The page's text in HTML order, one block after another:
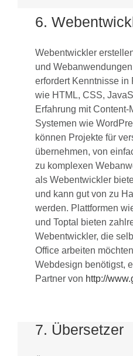
6.
Webentwickler
und
erfordert Kenntnisse in
wie HTML, CSS,
Erfahrung mit Content-
Systemen wie
können Projekte für
übernehmen, von
zu komplexen
als Webentwickler
und kann gut von zu
werden. Plattformen
und Toptal bieten
Webentwickler, die
Office arbeiten
Webdesign benötigst,
Partner von http://
7. Übersetzer